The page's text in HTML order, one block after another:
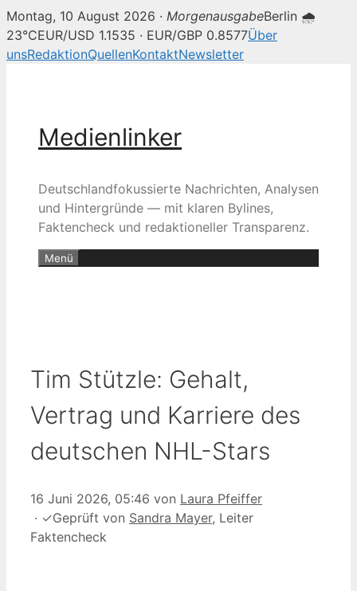
Montag, 10 August 2026 · MorgenausgabeBerlin 🌧
23°CEUR/USD 1.1535 · EUR/GBP 0.8577Über
unsRedaktionQuellenKontaktNewsletter
Medienlinker
Deutschlandfokussierte Nachrichten, Analysen
und Hintergründe — mit klaren Bylines,
Faktencheck und redaktioneller Transparenz.
Menü
Tim Stützle: Gehalt,
Vertrag und Karriere des
deutschen NHL-Stars
16 Juni 2026, 05:46 von Laura Pfeiffer
· ✓Geprüft von Sandra Mayer, Leiter
Faktencheck